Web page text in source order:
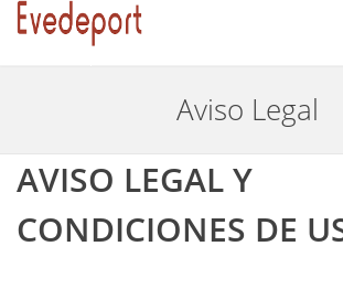
Aviso Legal
AVISO LEGAL Y
CONDICIONES DE